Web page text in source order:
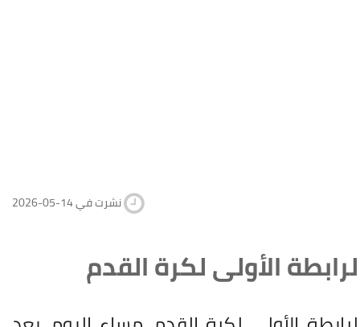
2026-05-14 نشرت في
الأولى لكرة القدم